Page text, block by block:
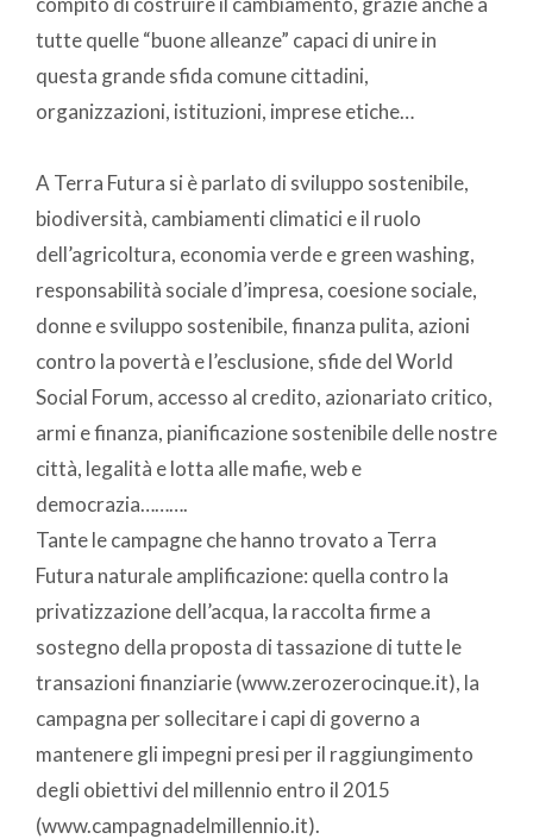
tutte quelle “buone alleanze” capaci di unire in
questa grande sfida comune cittadini,
organizzazioni, istituzioni, imprese etiche…
A Terra Futura si è parlato di sviluppo sostenibile,
biodiversità, cambiamenti climatici e il ruolo
dell’agricoltura, economia verde e green washing,
responsabilità sociale d’impresa, coesione sociale,
donne e sviluppo sostenibile, finanza pulita, azioni
contro la povertà e l’esclusione, sfide del World
Social Forum, accesso al credito, azionariato critico,
armi e finanza, pianificazione sostenibile delle nostre
città, legalità e lotta alle mafie, web e
democrazia……….
Tante le campagne che hanno trovato a Terra
Futura naturale amplificazione: quella contro la
privatizzazione dell’acqua, la raccolta firme a
sostegno della proposta di tassazione di tutte le
transazioni finanziarie (www.zerozerocinque.it), la
campagna per sollecitare i capi di governo a
mantenere gli impegni presi per il raggiungimento
degli obiettivi del millennio entro il 2015
(www.campagnadelmillennio.it).